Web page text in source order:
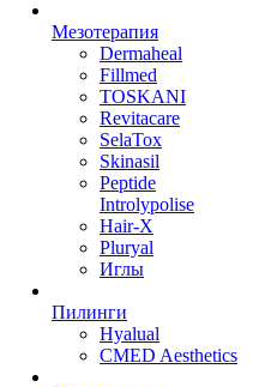
Мезотерапия
Dermaheal
Fillmed
TOSKANI
Revitacare
SelaTox
Skinasil
Peptide
Introlypolise
Hair-X
Pluryal
Иглы
Пилинги
Hyalual
CMED Aesthetics